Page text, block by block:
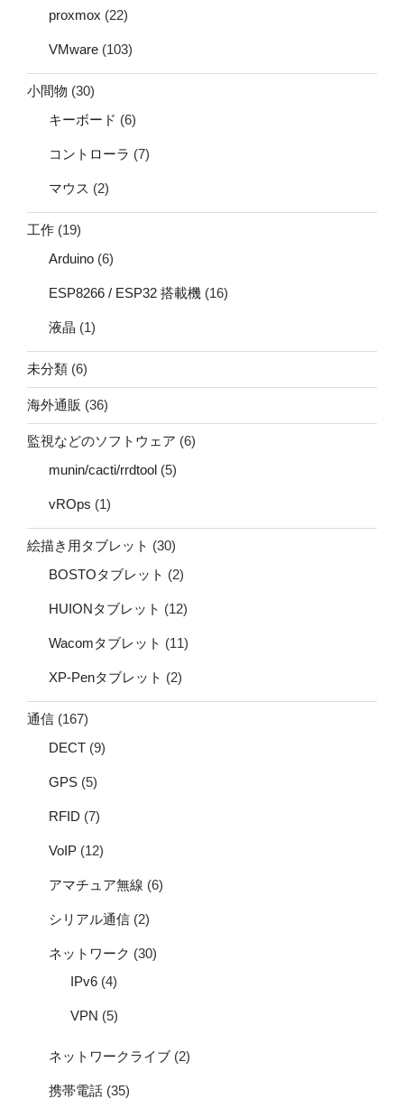
proxmox (22)
VMware (103)
小間物 (30)
キーボード (6)
コントローラ (7)
マウス (2)
工作 (19)
Arduino (6)
ESP8266 / ESP32 搭載機 (16)
液晶 (1)
未分類 (6)
海外通販 (36)
監視などのソフトウェア (6)
munin/cacti/rrdtool (5)
vROps (1)
絵描き用タブレット (30)
BOSTOタブレット (2)
HUIONタブレット (12)
Wacomタブレット (11)
XP-Penタブレット (2)
通信 (167)
DECT (9)
GPS (5)
RFID (7)
VoIP (12)
アマチュア無線 (6)
シリアル通信 (2)
ネットワーク (30)
IPv6 (4)
VPN (5)
ネットワークライブ (2)
携帯電話 (35)